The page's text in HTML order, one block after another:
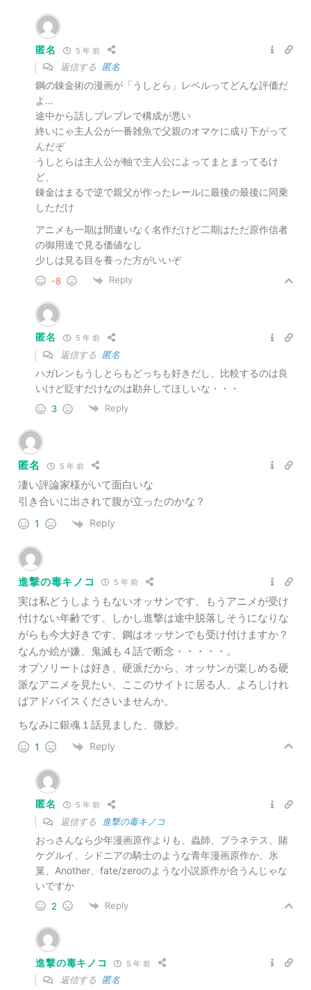
匿名 5 年 前
返信する 匿名
鋼の錬金術の漫画が「うしとら」レベルってどんな評価だ
よ…
途中から話しブレブレで構成が悪い
終いにゃ主人公が一番雑魚で父親のオマケに成り下がって
んだぞ
うしとらは主人公が軸で主人公によってまとまってるけ
ど、
錬金はまるで逆で親父が作ったレールに最後の最後に同乗
しただけ
アニメも一期は間違いなく名作だけど二期はただ原作信者
の御用達で見る価値なし
少しは見る目を養った方がいいぞ
-8 Reply
匿名 5 年 前
返信する 匿名
ハガレンもうしとらもどっちも好きだし、比較するのは良
いけど貶すだけなのは勘弁してほしいな・・・
3 Reply
匿名 5 年 前
凄い評論家様がいて面白いな
引き合いに出されて腹が立ったのかな？
1 Reply
進撃の毒キノコ 5 年 前
実は私どうしようもないオッサンです、もうアニメが受け
付けない年齢です、しかし進撃は途中脱落しそうになりな
がらも今大好きです、鋼はオッサンでも受け付けますか？
なんか絵が嫌、鬼滅も４話で断念・・・・・。
オブソリートは好き、硬派だから、オッサンが楽しめる硬
派なアニメを見たい、ここのサイトに居る人、よろしけれ
ばアドバイスくださいませんか。
ちなみに銀魂１話見ました、微妙。
1 Reply
匿名 5 年 前
返信する 進撃の毒キノコ
おっさんなら少年漫画原作よりも、蟲師、プラネテス、賭
ケグルイ、シドニアの騎士のような青年漫画原作か、氷
菓、Another、fate/zeroのような小説原作が合うんじゃな
いですか
2 Reply
進撃の毒キノコ 5 年 前
返信する 匿名